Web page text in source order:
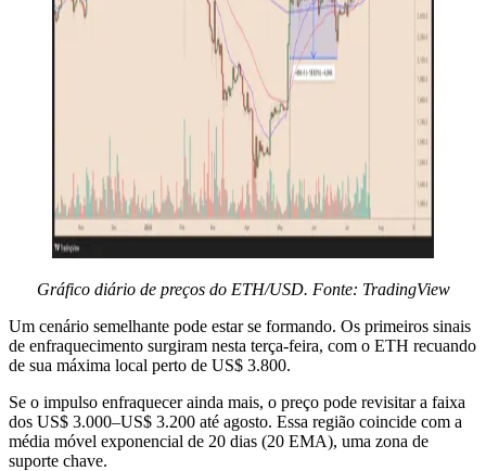
Gráfico diário de preços do ETH/USD. Fonte: TradingView
Um cenário semelhante pode estar se formando. Os primeiros sinais
de enfraquecimento surgiram nesta terça-feira, com o ETH recuando
de sua máxima local perto de US$ 3.800.
Se o impulso enfraquecer ainda mais, o preço pode revisitar a faixa
dos US$ 3.000–US$ 3.200 até agosto. Essa região coincide com a
média móvel exponencial de 20 dias (20 EMA), uma zona de
suporte chave.